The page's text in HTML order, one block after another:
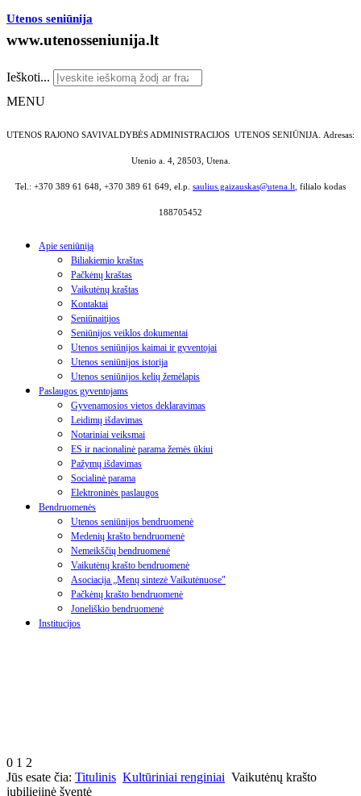
Utenos seniūnija
www.utenosseniunija.lt
Ieškoti...
MENU
UTENOS RAJONO SAVIVALDYBĖS ADMINISTRACIJOS UTENOS SENIŪNIJA. Adresas:
Utenio a. 4, 28503, Utena.
Tel.: +370 389 61 648, +370 389 61 649, el.p. saulius.gaizauskas@utena.lt, filialo kodas
188705452
Apie seniūniją
Biliakiemio kraštas
Pačkėnų kraštas
Vaikutėnų kraštas
Kontaktai
Seniūnaitijos
Seniūnijos veiklos dokumentai
Utenos seniūnijos kaimai ir gyventojai
Utenos seniūnijos istorija
Utenos seniūnijos kelių žemėlapis
Paslaugos gyventojams
Gyvenamosios vietos deklaravimas
Leidimų išdavimas
Notariniai veiksmai
ES ir nacionalinė parama žemės ūkiui
Pažymų išdavimas
Socialinė parama
Elektroninės paslaugos
Bendruomenės
Utenos seniūnijos bendruomenė
Medenių krašto bendruomenė
Nemeikščių bendruomenė
Vaikutėnų krašto bendruomenė
Asociacija „Menų sintezė Vaikutėnuose"
Pačkėnų krašto bendruomenė
Joneliškio bendruomenė
Institucijos
0 1 2
Jūs esate čia: Titulinis Kultūriniai renginiai Vaikutėnų krašto
jubiliejinė šventė